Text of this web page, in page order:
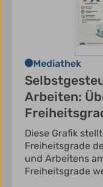
Mediathek
Arbeiten:
Diese Grafik
Freiheitsgrade
und Arbeitens
Freiheitsgrade